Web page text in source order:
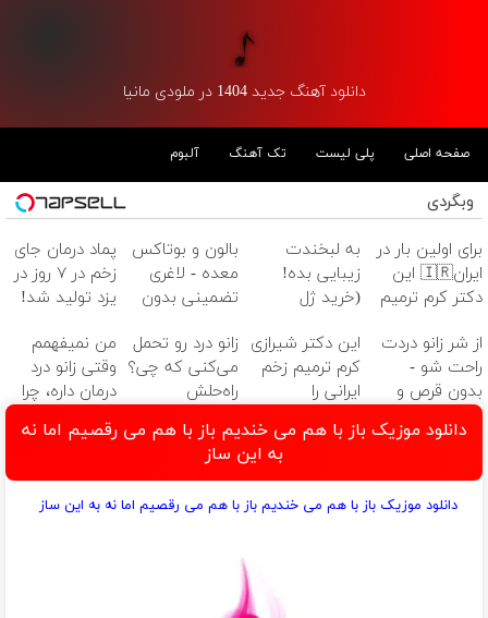
دانلود آهنگ جدید 1404 در ملودی مانیا
صفحه اصلی پلی لیست تک آهنگ آلبوم
وبگردی
برای اولین بار در
ایران🇮🇷 این
دکتر کرم ترمیم
ساخت!
به لبخندت
زیبایی بده!
(خرید ژل
دندان
با40%تخفیف)
بالون و بوتاکس
معده - لاغری
تضمینی بدون
پماد درمان جای
زخم در ۷ روز در
یزد تولید شد!
از شر زانو دردت
راحت شو -
بدون قرص و
عمل
این دکتر شیرازی
کرم ترمیم زخم
ایرانی را
زانو درد رو تحمل
می‌کنی که چی؟
راه‌حلش
من نمیفهمم
وقتی زانو درد
درمان داره، چرا
تحمل میکنی؟❗
دانلود موزیک باز با هم می خندیم باز با هم می رقصیم اما نه
به این ساز
دانلود موزیک باز با هم می خندیم باز با هم می رقصیم اما نه به این ساز